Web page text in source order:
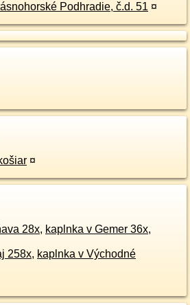
Podhradie, č.d. 51 ¤
¤
28x, kaplnka v Gemer 36x,
258x, kaplnka v Východné